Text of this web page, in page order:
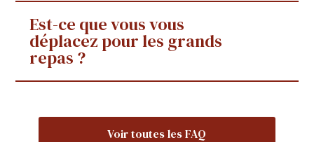
Est-ce que vous vous
déplacez pour les grands
repas ?
Voir toutes les FAQ